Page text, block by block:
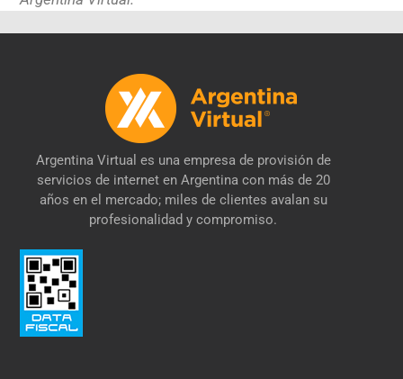
Argentina Virtual es una empresa de provisión de
servicios de internet en Argentina con más de 20
años en el mercado; miles de clientes avalan su
profesionalidad y compromiso.